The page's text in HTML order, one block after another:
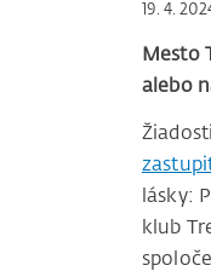
19. 4.
Mesto
alebo
lásky:
klub